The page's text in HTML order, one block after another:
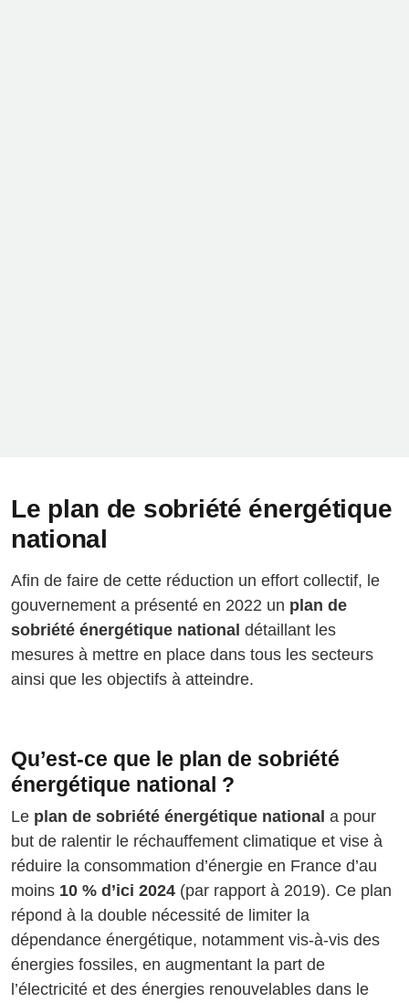
Le plan de sobriété énergétique
national
Afin de faire de cette réduction un effort collectif, le
gouvernement a présenté en 2022 un plan de
sobriété énergétique national détaillant les
mesures à mettre en place dans tous les secteurs
ainsi que les objectifs à atteindre.
Qu’est-ce que le plan de sobriété
énergétique national ?
Le plan de sobriété énergétique national a pour
but de ralentir le réchauffement climatique et vise à
réduire la consommation d’énergie en France d’au
moins 10 % d’ici 2024 (par rapport à 2019). Ce plan
répond à la double nécessité de limiter la
dépendance énergétique, notamment vis-à-vis des
énergies fossiles, en augmentant la part de
l’électricité et des énergies renouvelables dans le